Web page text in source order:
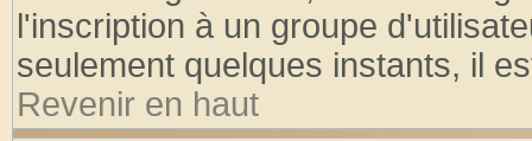
l'inscription à un groupe
seulement quelques instants, il
Revenir en haut